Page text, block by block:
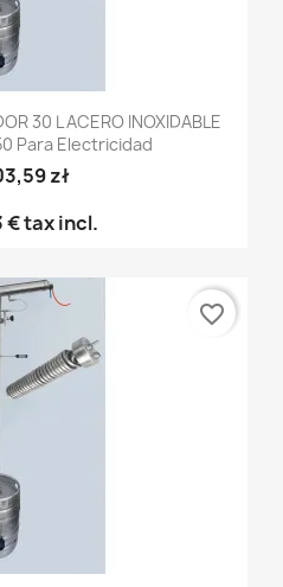
30 L ACERO INOXIDABLE
Para Electricidad
zł
€tax incl.
favorite_border